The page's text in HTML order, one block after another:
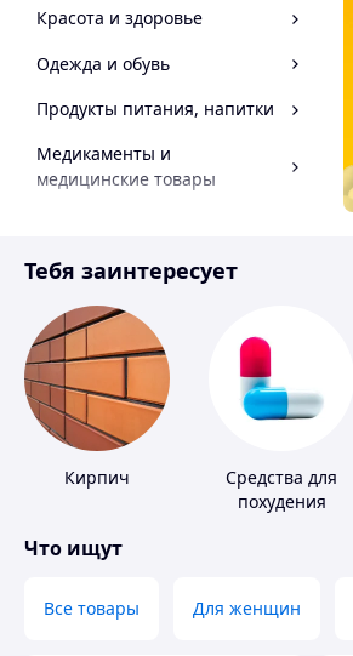
Красота и здоровье
Одежда и обувь
Продукты питания, напитки
Медикаменты и
медицинские товары
Инструмент
Тебя заинтересует
Кирпич
Средства для
похудения
Что ищут
Все товары Для женщин